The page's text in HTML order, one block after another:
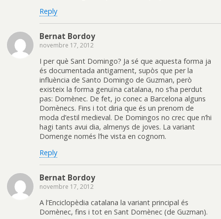
Reply
Bernat Bordoy
novembre 17, 2012
I per què Sant Domingo? Ja sé que aquesta forma ja
és documentada antigament, supòs que per la
influència de Santo Domingo de Guzman, però
existeix la forma genuïna catalana, no s’ha perdut
pas: Domènec. De fet, jo conec a Barcelona alguns
Domènecs. Fins i tot diria que és un prenom de
moda d’estil medieval. De Domingos no crec que n’hi
hagi tants avui dia, almenys de joves. La variant
Domenge només l’he vista en cognom.
Reply
Bernat Bordoy
novembre 17, 2012
A l’Enciclopèdia catalana la variant principal és
Domènec, fins i tot en Sant Domènec (de Guzman).